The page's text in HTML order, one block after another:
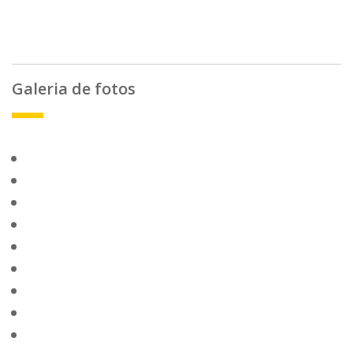
Galeria de fotos